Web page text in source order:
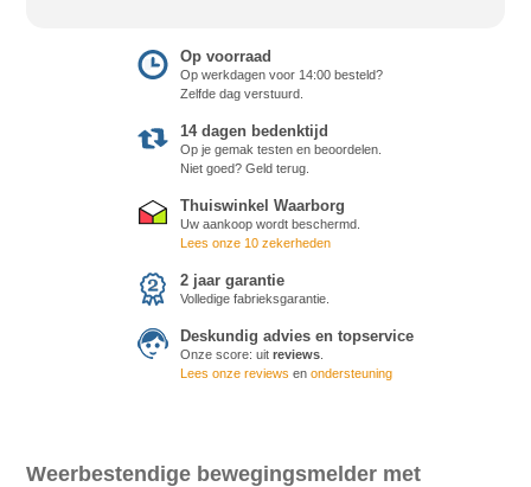
Op voorraad
Op werkdagen voor 14:00 besteld?
Zelfde dag verstuurd.
14 dagen bedenktijd
Op je gemak testen en beoordelen.
Niet goed? Geld terug.
Thuiswinkel Waarborg
Uw aankoop wordt beschermd.
Lees onze 10 zekerheden
2 jaar garantie
Volledige fabrieksgarantie.
Deskundig advies en topservice
Onze score: uit reviews
Lees onze reviews en ondersteuning
Weerbestendige bewegingsmelder met